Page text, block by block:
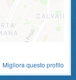
Migliora questo profilo